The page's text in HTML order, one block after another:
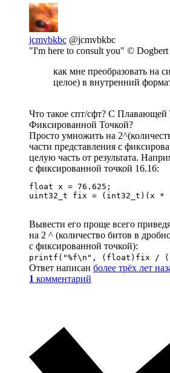
jcmvbkbc @jcmvbkbc
"I'm here to consult you" © Dogbert
как мне преобразовать на
целое) в внутренний
Что такое спт/сфт? С
Фиксированной Точкой?
Просто умножить на
части представления с
целую часть от результата.
с фиксированной точкой 16.16:
float x = 76.625;
uint32_t fix = (int32_t)(x *
Вывести его проще всего
на 2 ^ (количество битов в
с фиксированной точкой):
printf("%f\n", (float)fix /
Ответ написан более трёх лет
1 комментарий